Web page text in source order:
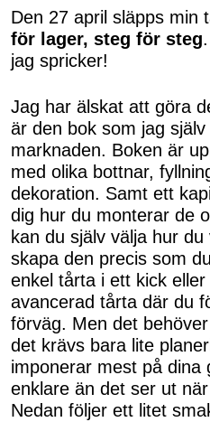
Den 27 april släpps min
för lager, steg för steg
jag spricker!
Jag har älskat att göra
är den bok som jag
marknaden. Boken är
med olika bottnar,
dekoration. Samt ett
dig hur du monterar de
kan du själv välja hur
skapa den precis som
enkel tårta i ett kick
avancerad tårta där du
förväg. Men det
det krävs bara lite
imponerar mest på
enklare än det ser ut
Nedan följer ett litet